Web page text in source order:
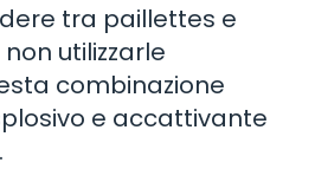
tra paillettes e
utilizzarle
combinazione
e accattivante